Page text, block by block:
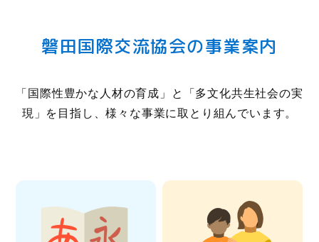
磐田国際交流協会の事業案内
「国際性豊かな人材の育成」と「多文化共生社会の実
現」 を目指し、様々な事業に取とり組んでいます。